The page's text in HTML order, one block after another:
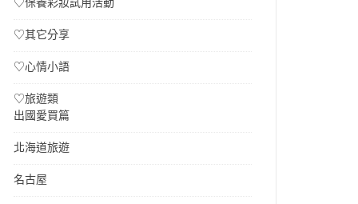
♡其它分享
♡心情小語
♡旅遊類
出國愛買篇
北海道旅遊
名古屋